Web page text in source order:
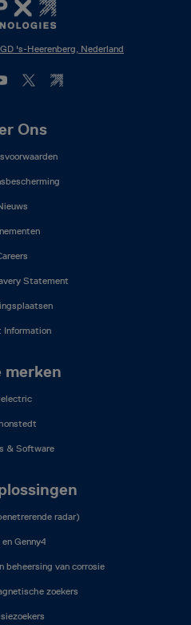
's-Heerenberg, Nederland
Ons
Statement
Information
merken
& Software
radar)
Genny4
van corrosie
zoekers